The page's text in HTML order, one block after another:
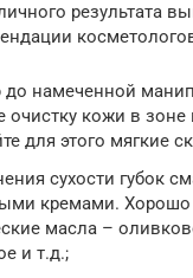
результата
намеченной
очистку кожи в зоне
для этого мягкие
сухости губок
кремами. Хорошо
масла –
и т.д.;